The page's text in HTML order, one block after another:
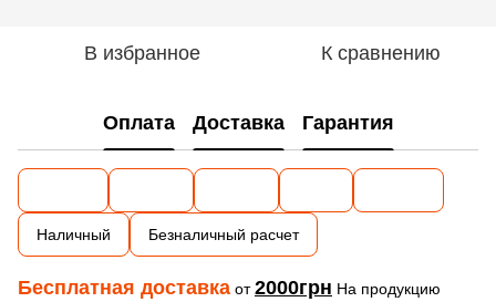
В избранное К сравнению
Оплата Доставка Гарантия
Наличный Безналичный расчет
Бесплатная доставка от2000грн На продукцию